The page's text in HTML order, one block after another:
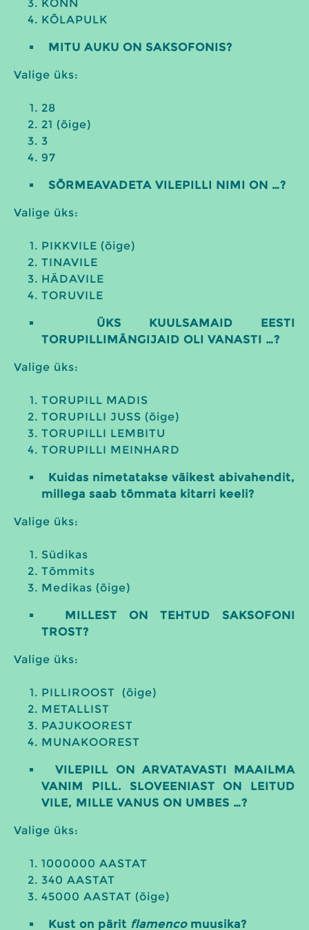
KONN
KÕLAPULK
MITU AUKU ON SAKSOFONIS?
Valige üks:
28
21 (õige)
3
97
SÕRMEAVADETA VILEPILLI NIMI ON …?
Valige üks:
PIKKVILE (õige)
TINAVILE
HÄDAVILE
TORUVILE
ÜKS KUULSAMAID EESTI
TORUPILLIMÄNGIJAID OLI VANASTI …?
Valige üks:
TORUPILL MADIS
TORUPILLI JUSS (õige)
TORUPILLI LEMBITU
TORUPILLI MEINHARD
Kuidas nimetatakse väikest abivahendit,
millega saab tõmmata kitarri keeli?
Valige üks:
Südikas
Tõmmits
Medikas (õige)
MILLEST ON TEHTUD SAKSOFONI
TROST?
Valige üks:
PILLIROOST (õige)
METALLIST
PAJUKOOREST
MUNAKOOREST
VILEPILL ON ARVATAVASTI MAAILMA
VANIM PILL. SLOVEENIAST ON LEITUD
VILE, MILLE VANUS ON UMBES …?
Valige üks:
1000000 AASTAT
340 AASTAT
45000 AASTAT (õige)
Kust on pärit flamencomuusika?